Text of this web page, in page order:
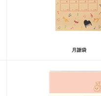
月謝袋